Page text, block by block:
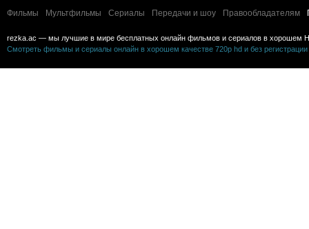
Фильмы Мультфильмы Сериалы Передачи и шоу Правообладателям
rezka.ac — мы лучшие в мире бесплатных онлайн фильмов и сериалов в хорошем
Смотреть фильмы и сериалы онлайн в хорошем качестве 720p hd и без